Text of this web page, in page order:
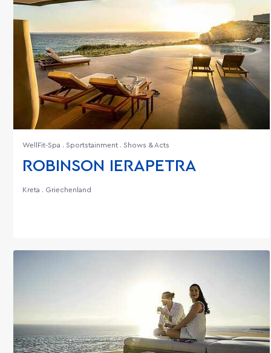
WellFit-Spa . Sportstainment . Shows & Acts
ROBINSON IERAPETRA
Kreta . Griechenland